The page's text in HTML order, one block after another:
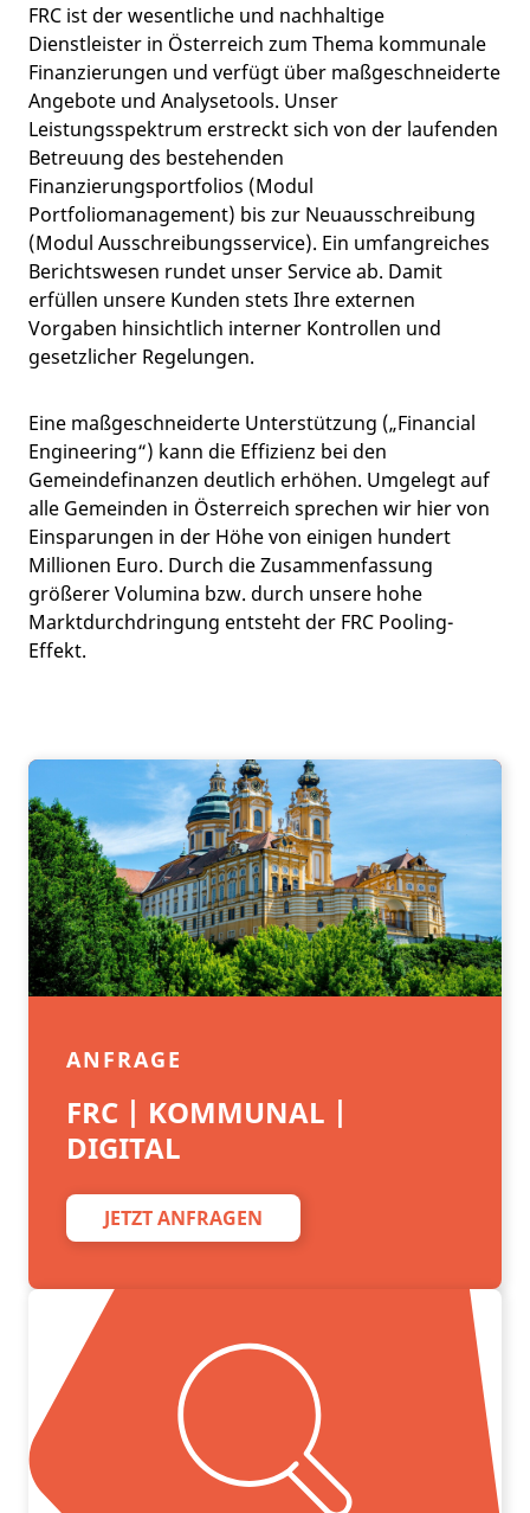
FRC ist der wesentliche und nachhaltige
Dienstleister in Österreich zum Thema kommunale
Finanzierungen und verfügt über maßgeschneiderte
Angebote und Analysetools. Unser
Leistungsspektrum erstreckt sich von der laufenden
Betreuung des bestehenden
Finanzierungsportfolios (Modul
Portfoliomanagement) bis zur Neuausschreibung
(Modul Ausschreibungsservice). Ein umfangreiches
Berichtswesen rundet unser Service ab. Damit
erfüllen unsere Kunden stets Ihre externen
Vorgaben hinsichtlich interner Kontrollen und
gesetzlicher Regelungen.
Eine maßgeschneiderte Unterstützung („Financial
Engineering“) kann die Effizienz bei den
Gemeindefinanzen deutlich erhöhen. Umgelegt auf
alle Gemeinden in Österreich sprechen wir hier von
Einsparungen in der Höhe von einigen hundert
Millionen Euro. Durch die Zusammenfassung
größerer Volumina bzw. durch unsere hohe
Marktdurchdringung entsteht der FRC Pooling-
Effekt.
ANFRAGE
FRC | KOMMUNAL |
DIGITAL
JETZT ANFRAGEN